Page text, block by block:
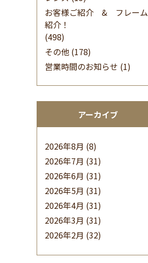
お客様ご紹介 & フレーム
紹介！
(498)
その他 (178)
営業時間のお知らせ (1)
アーカイブ
2026年8月 (8)
2026年7月 (31)
2026年6月 (31)
2026年5月 (31)
2026年4月 (31)
2026年3月 (31)
2026年2月 (32)